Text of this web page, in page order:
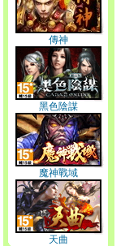
傳神
黑色陰謀
魔神戰域
天曲